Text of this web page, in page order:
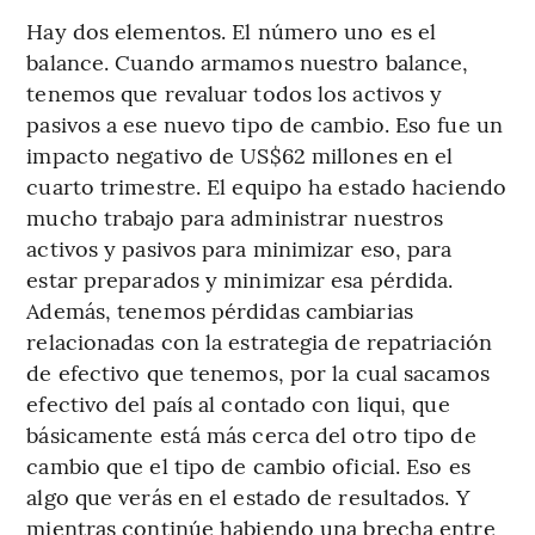
Hay dos elementos. El número uno es el
balance. Cuando armamos nuestro balance,
tenemos que revaluar todos los activos y
pasivos a ese nuevo tipo de cambio. Eso fue un
impacto negativo de US$62 millones en el
cuarto trimestre. El equipo ha estado haciendo
mucho trabajo para administrar nuestros
activos y pasivos para minimizar eso, para
estar preparados y minimizar esa pérdida.
Además, tenemos pérdidas cambiarias
relacionadas con la estrategia de repatriación
de efectivo que tenemos, por la cual sacamos
efectivo del país al contado con liqui, que
básicamente está más cerca del otro tipo de
cambio que el tipo de cambio oficial. Eso es
algo que verás en el estado de resultados. Y
mientras continúe habiendo una brecha entre